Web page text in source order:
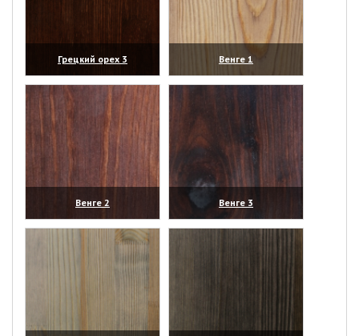
Грецкий орех 3
(увеличить)
Венге 1
(увеличить)
Венге 2
(увеличить)
Венге 3
(увеличить)